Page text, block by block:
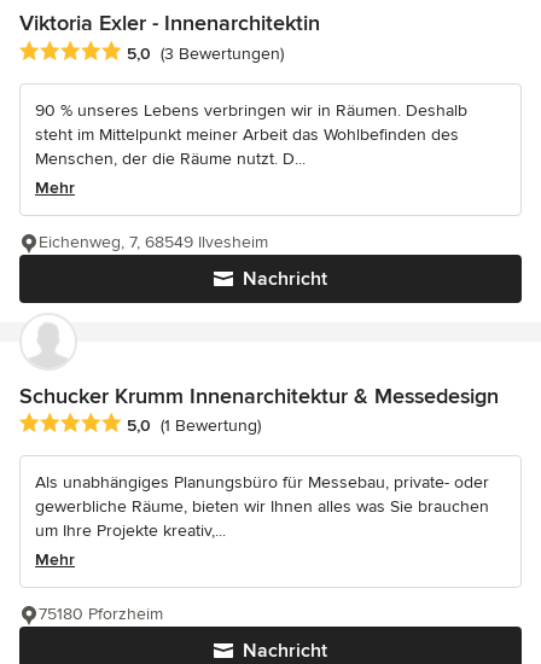
Viktoria Exler - Innenarchitektin
Durchschnittliche Bewertung: 5 von 5 Sternen
5,0 (3 Bewertungen)
90 % unseres Lebens verbringen wir in Räumen. Deshalb
steht im Mittelpunkt meiner Arbeit das Wohlbefinden des
Menschen, der die Räume nutzt. D...
Mehr
Nachricht
Eichenweg, 7, 68549 Ilvesheim
Schucker Krumm Innenarchitektur & Messedesign
Durchschnittliche Bewertung: 5 von 5 Sternen
5,0 (1 Bewertung)
Als unabhängiges Planungsbüro für Messebau, private- oder
gewerbliche Räume, bieten wir Ihnen alles was Sie brauchen
um Ihre Projekte kreativ,...
Mehr
Nachricht
75180 Pforzheim